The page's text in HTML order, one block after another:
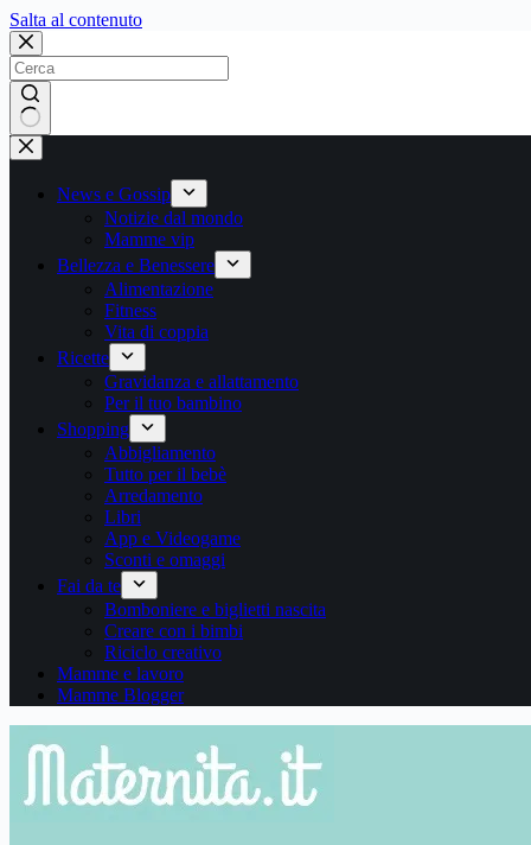
Salta al contenutoSalta
contenuto
Nessun
risultato
News e Gossip
Notizie dal mondo
Mamme vip
Bellezza e Benessere
Alimentazione
Fitness
Vita di coppia
Ricette
Gravidanza e allattamento
Per il tuo bambino
Shopping
Abbigliamento
Tutto per il bebè
Arredamento
Libri
App e Videogame
Sconti e omaggi
Fai da te
Bomboniere e biglietti nascita
Creare con i bimbi
Riciclo creativo
Mamme e lavoro
Mamme Blogger